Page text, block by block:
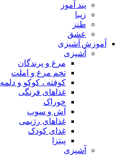
پند آموز
زیبا
طنز
عشق
آموزش آشپزی
آشپزی
مرغ و پرندگان
تخم مرغ و املت
کوفته ، کوکو و دلمه
غذاهای فرنگی
خوراک
آش و سوپ
غذاهای رژیمی
غذای کودک
پیتزا
آشپزی